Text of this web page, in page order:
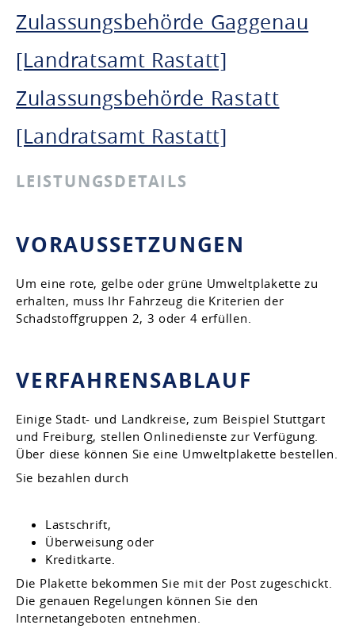
Zulassungsbehörde Gaggenau
[Landratsamt Rastatt]
Zulassungsbehörde Rastatt
[Landratsamt Rastatt]
LEISTUNGSDETAILS
VORAUSSETZUNGEN
Um eine rote, gelbe oder grüne Umweltplakette zu
erhalten, muss Ihr Fahrzeug die Kriterien der
Schadstoffgruppen 2, 3 oder 4 erfüllen.
VERFAHRENSABLAUF
Einige Stadt- und Landkreise, zum Beispiel Stuttgart
und Freiburg, stellen Onlinedienste zur Verfügung.
Über diese können Sie eine Umweltplakette bestellen.
Sie bezahlen durch
Lastschrift,
Überweisung oder
Kreditkarte.
Die Plakette bekommen Sie mit der Post zugeschickt.
Die genauen Regelungen können Sie den
Internetangeboten entnehmen.